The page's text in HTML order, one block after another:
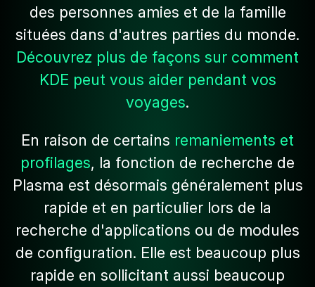
des personnes amies et de la famille
situées dans d'autres parties du monde.
Découvrez plus de façons sur comment
KDE peut vous aider pendant vos
voyages.
En raison de certains remaniements et
profilages, la fonction de recherche de
Plasma est désormais généralement plus
rapide et en particulier lors de la
recherche d'applications ou de modules
de configuration. Elle est beaucoup plus
rapide en sollicitant aussi beaucoup